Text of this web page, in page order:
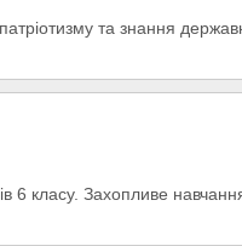
та знання
6 класу. Захопливе